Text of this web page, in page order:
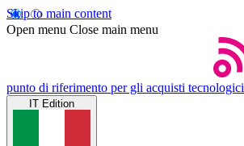
Skip to main content
Open menu Close main menu
punto di riferimento per gli acquisti tecnologici
IT Edition